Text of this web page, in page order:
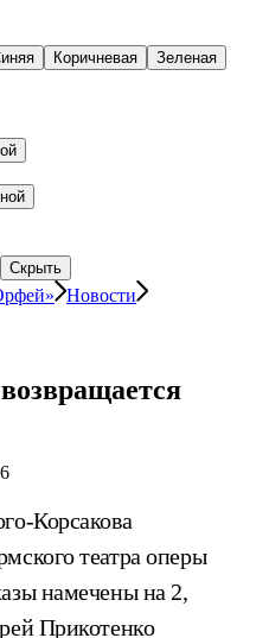
Коричневая Зеленая
Скрыть
Новости
Корсакова
театра оперы
намечены на 2,
Прикотенко